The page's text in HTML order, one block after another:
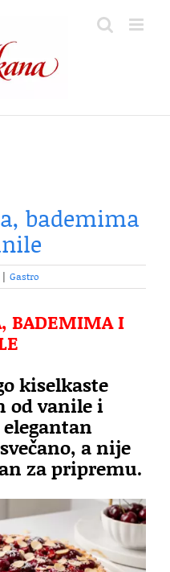
bademima
Gastro
BADEMIMA I
kiselkaste
od vanile i
a nije
za pripremu.